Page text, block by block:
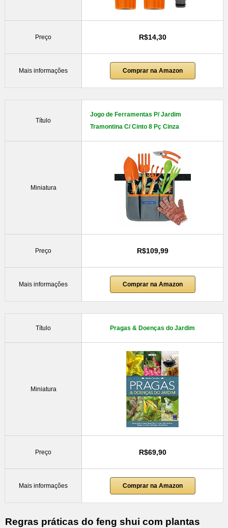
Preço R$14,30
Mais informações Comprar na Amazon
Título
Jogo de Ferramentas P/ Jardim
Tramontina C/ Cinto 8 Pç Cinza
Miniatura
Preço R$109,99
Mais informações Comprar na Amazon
Título Pragas & Doenças do Jardim
Miniatura
Preço R$69,90
Mais informações Comprar na Amazon
Regras práticas do feng shui com plantas